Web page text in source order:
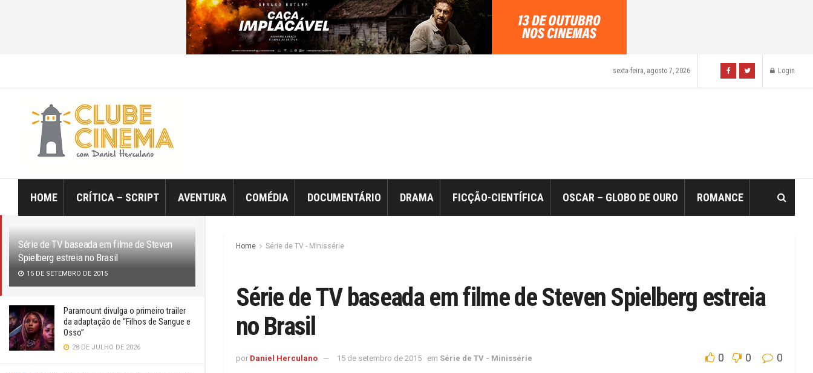
Série de TV baseada em filme de Steven
Spielberg estreia no Brasil
15 DE SETEMBRO DE 2015
Paramount divulga o primeiro trailer
da adaptação de “Filhos de Sangue e
Osso”
28 DE JULHO DE 2026
sexta-feira, agosto 7, 2026 Login
HOME CRÍTICA – SCRIPT AVENTURA COMÉDIA DOCUMENTÁRIO DRAMA FICÇÃO-CIENTÍFICA OSCAR – GLOBO DE OURO ROMANCE
Home Série de TV - Minissérie
Série de TV baseada em filme de Steven Spielberg estreia
no Brasil
por Daniel Herculano 15 de setembro de 2015 em Série de TV - Minissérie 0 0 0